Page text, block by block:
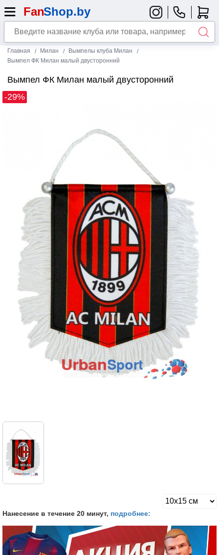
Главная Милан
Вымпелы клуба Милан
Вымпел ФК Милан малый двусторонний
Вымпел ФК Милан малый двусторонний
-29%
Нанесение в течение 20 минут, подробнее: